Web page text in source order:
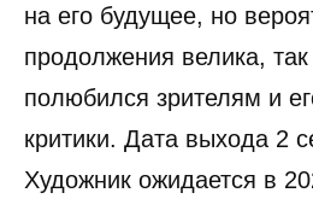
на его будущее, но
продолжения велика, так
полюбился зрителям и
критики. Дата выхода 2
Художник ожидается в